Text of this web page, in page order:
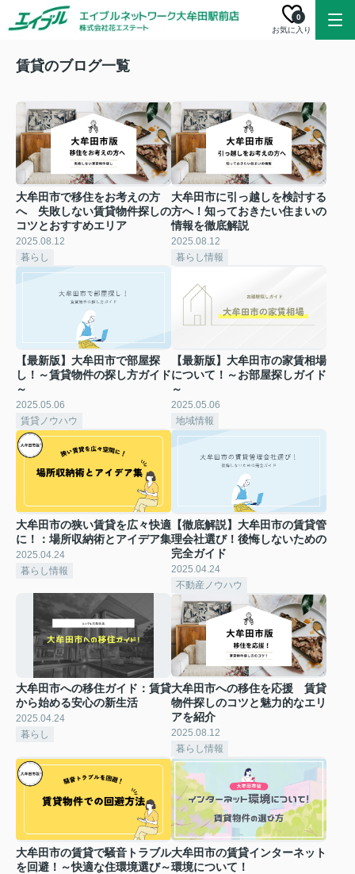
お気に入り
0
賃貸のブログ一覧
大牟田市で移住をお考えの方
へ 失敗しない賃貸物件探しの
コツとおすすめエリア
2025.08.12
暮らし
大牟田市に引っ越しを検討する
方へ！知っておきたい住まいの
情報を徹底解説
2025.08.12
暮らし情報
【最新版】大牟田市で部屋探
し！～賃貸物件の探し方ガイド
～
2025.05.06
賃貸ノウハウ
【最新版】大牟田市の家賃相場
について！～お部屋探しガイド
～
2025.05.06
地域情報
大牟田市の狭い賃貸を広々快適
に！：場所収納術とアイデア集
2025.04.24
暮らし情報
【徹底解説】大牟田市の賃貸管
理会社選び！後悔しないための
完全ガイド
2025.04.24
不動産ノウハウ
大牟田市への移住ガイド：賃貸
から始める安心の新生活
2025.04.24
暮らし
大牟田市への移住を応援 賃貸
物件探しのコツと魅力的なエリ
アを紹介
2025.08.12
暮らし情報
大牟田市の賃貸で騒音トラブル
を回避！～快適な住環境選び～
大牟田市の賃貸インターネット
環境について！